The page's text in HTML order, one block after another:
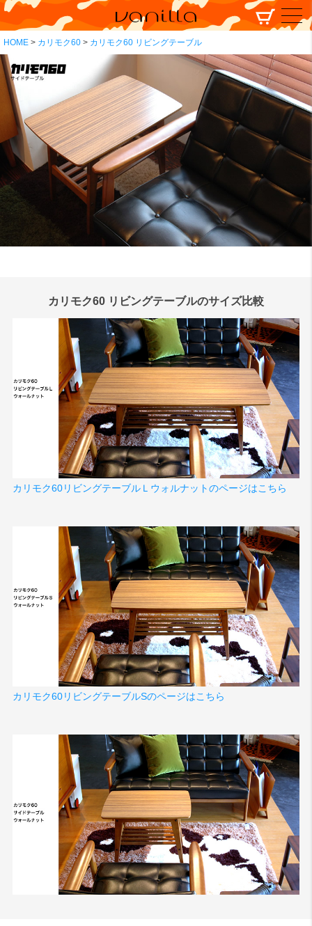
HOME カリモク60 カリモク60 リビングテーブル
検索
カリモク60 リビングテーブルのサイズ比較
カリモク60リビングテーブルＬウォルナットのページはこちら
カリモク60リビングテーブルSのページはこちら